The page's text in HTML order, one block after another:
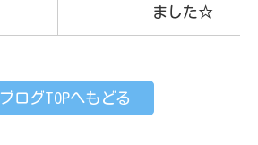
ました☆
ブログTOPへもどる